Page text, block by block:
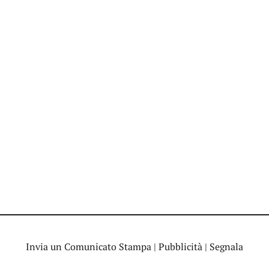
Invia un Comunicato Stampa | Pubblicità | Segnala